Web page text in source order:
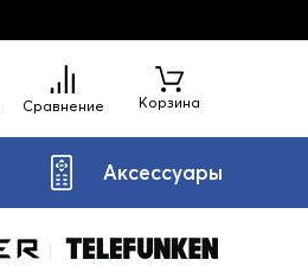
Сравнение Корзина
Аксессуары